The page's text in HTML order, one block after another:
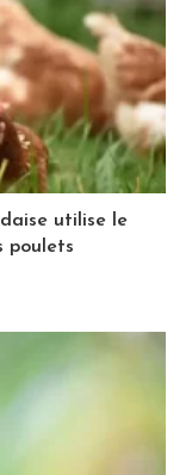
utilise le
poulets